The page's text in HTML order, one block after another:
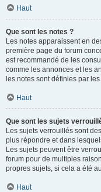
Haut
Que sont les notes ?
Les notes apparaissent en
première page du forum
est recommandé de les
comme les annonces et les
les notes sont définies par
Haut
Que sont les sujets
Les sujets verrouillés sont
plus répondre et dans
Les sujets peuvent être
forum pour de multiples
propres sujets, si cela a été
Haut